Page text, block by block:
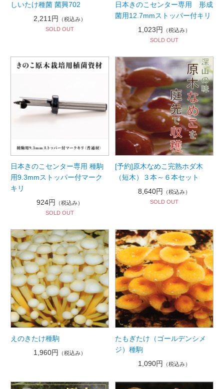
しいたけ種菌 菌興702
2,211円
（税込み）
SOLD OUT
日本きのこセンター専用 形成
菌用12.7mmストッパー付キリ
1,023円
（税込み）
SOLD OUT
日本きのこセンター専用 種駒
用9.3mmストッパー付マーク
キリ
924円
（税込み）
SOLD OUT
[予約]原木なめこ完熟ホダ木
（短木）３本～６本セット
8,640円
（税込み）
SOLD OUT
えのきたけ種駒
1,960円
（税込み）
たもぎたけ（ゴールデンシメ
ジ）種駒
1,090円
（税込み）